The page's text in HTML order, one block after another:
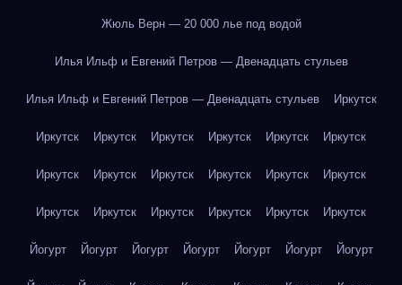
Жюль Верн — 20 000 лье под водой
Илья Ильф и Евгений Петров — Двенадцать стульев
Илья Ильф и Евгений Петров — Двенадцать стульев Иркутск
Иркутск Иркутск Иркутск Иркутск Иркутск Иркутск
Иркутск Иркутск Иркутск Иркутск Иркутск Иркутск
Иркутск Иркутск Иркутск Иркутск Иркутск Иркутск
Йогурт Йогурт Йогурт Йогурт Йогурт Йогурт Йогурт